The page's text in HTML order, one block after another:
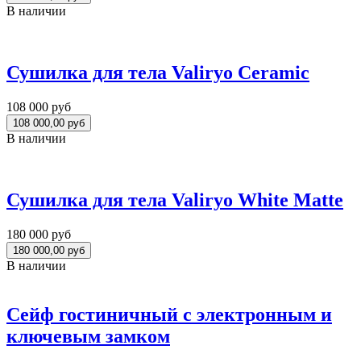
В наличии
Сушилка для тела Valiryo Ceramic
108 000 руб
В наличии
Сушилка для тела Valiryo White Matte
180 000 руб
В наличии
Сейф гостиничный с электронным и
ключевым замком